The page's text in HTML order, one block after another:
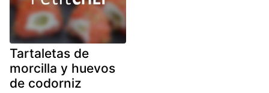
Tartaletas de
morcilla y huevos
de codorniz